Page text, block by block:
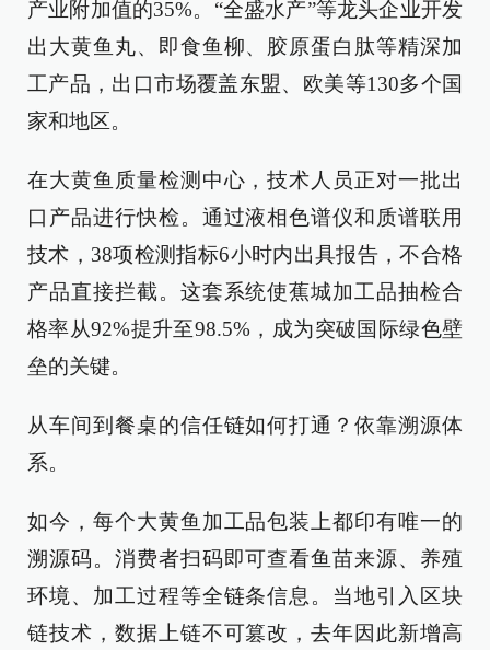
产业附加值的35%。“全盛水产”等龙头企业开发
出大黄鱼丸、即食鱼柳、胶原蛋白肽等精深加
工产品，出口市场覆盖东盟、欧美等130多个国
家和地区。
在大黄鱼质量检测中心，技术人员正对一批出
口产品进行快检。通过液相色谱仪和质谱联用
技术，38项检测指标6小时内出具报告，不合格
产品直接拦截。这套系统使蕉城加工品抽检合
格率从92%提升至98.5%，成为突破国际绿色壁
垒的关键。
从车间到餐桌的信任链如何打通？依靠溯源体
系。
如今，每个大黄鱼加工品包装上都印有唯一的
溯源码。消费者扫码即可查看鱼苗来源、养殖
环境、加工过程等全链条信息。当地引入区块
链技术，数据上链不可篡改，去年因此新增高